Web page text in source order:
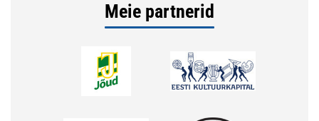
Meie partnerid